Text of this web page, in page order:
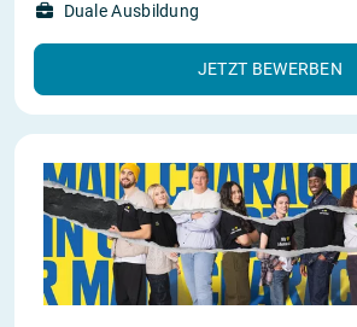
Duale Ausbildung
JETZT BEWERBEN